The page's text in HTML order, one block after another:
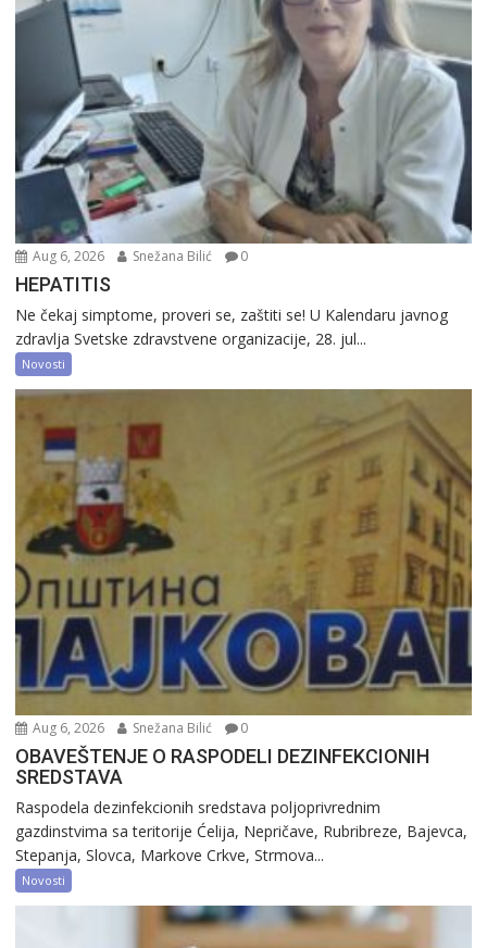
Aug 6, 2026 Snežana Bilić 0
HEPATITIS
Ne čekaj simptome, proveri se, zaštiti se! U Kalendaru javnog
zdravlja Svetske zdravstvene organizacije, 28. jul...
Novosti
Aug 6, 2026 Snežana Bilić 0
OBAVEŠTENJE O RASPODELI DEZINFEKCIONIH
SREDSTAVA
Raspodela dezinfekcionih sredstava poljoprivrednim
gazdinstvima sa teritorije Ćelija, Nepričave, Rubribreze, Bajevca,
Stepanja, Slovca, Markove Crkve, Strmova...
Novosti